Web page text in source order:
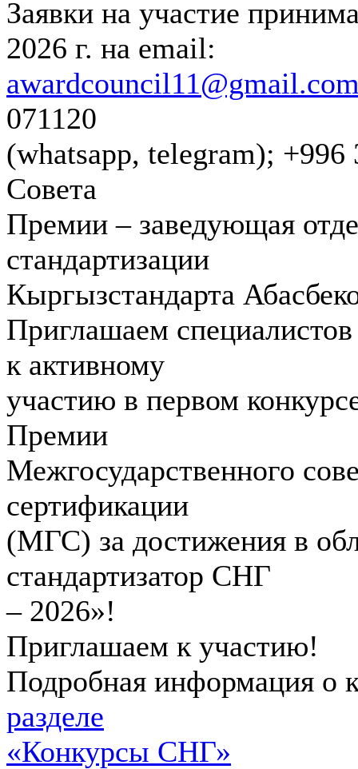
Заявки на участие
2026 г. на email:
071120
(whatsapp, telegram); +996
Совета
Премии – заведующая
стандартизации
Кыргызстандарта
Приглашаем
к активному
участию в первом
Премии
Межгосударственного
сертификации
(МГС) за достижения в
стандартизатор СНГ
– 2026»!
Приглашаем к участию!
Подробная информация о
разделе
«Конкурсы СНГ»